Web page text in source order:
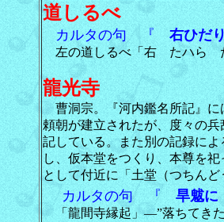
道しるべ
カルタの句 『右ひだ
左の道しるべ「右 たハら
龍光寺
曹洞宗。『河内鑑名所記』に
頼朝が建立されたが、度々の
記している。また別の記録に
し、仮本堂をつくり、本尊を
として付近に「土堂（つちん
カルタの句 『旱魃
「龍間寺縁起」―”落ちてきた